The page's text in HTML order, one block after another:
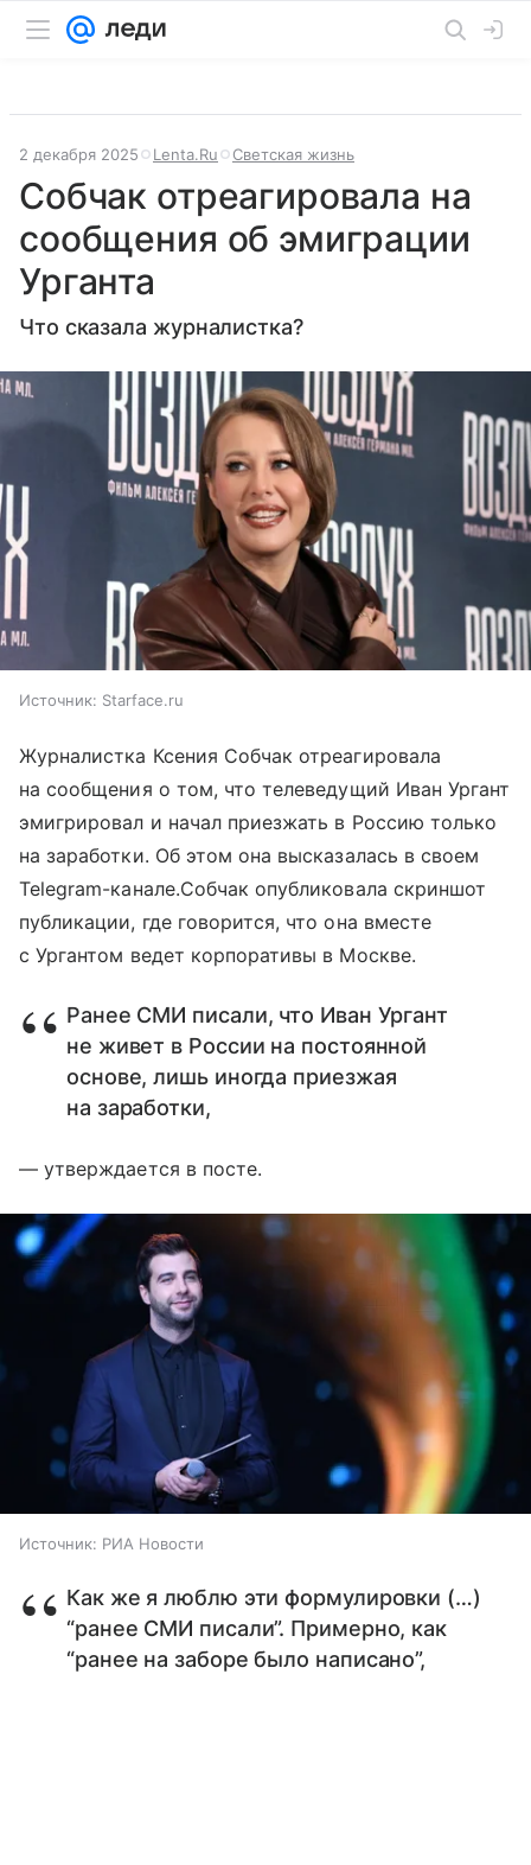
2 декабря 2025 Lenta.Ru Светская жизнь
Собчак отреагировала на
сообщения об эмиграции
Урганта
Что сказала журналистка?
Источник: Starface.ru
Журналистка Ксения Собчак отреагировала
на сообщения о том, что телеведущий Иван Ургант
эмигрировал и начал приезжать в Россию только
на заработки. Об этом она высказалась в своем
Telegram-канале.Собчак опубликовала скриншот
публикации, где говорится, что она вместе
с Ургантом ведет корпоративы в Москве.
Ранее СМИ писали, что Иван Ургант
не живет в России на постоянной
основе, лишь иногда приезжая
на заработки,
— утверждается в посте.
Источник: РИА Новости
Как же я люблю эти формулировки (…)
“ранее СМИ писали”. Примерно, как
“ранее на заборе было написано”,